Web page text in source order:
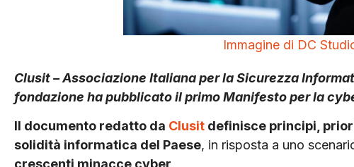
Immagine di DC
Clusit – Associazione Italiana per la Sicurezza
fondazione ha pubblicato il primo Manifesto per la
Il documento redatto da Clusit definisce principi,
solidità informatica del Paese, in risposta a uno
crescenti minacce cyber.